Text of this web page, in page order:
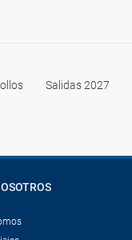
Salidas 2027